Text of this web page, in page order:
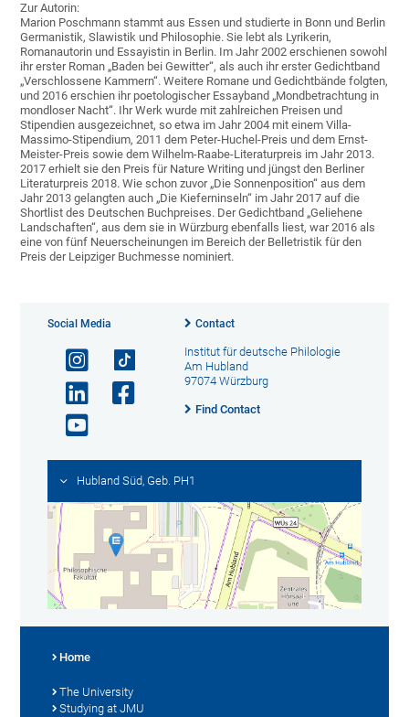
Zur Autorin:
Marion Poschmann stammt aus Essen und studierte in Bonn und Berlin
Germanistik, Slawistik und Philosophie. Sie lebt als Lyrikerin,
Romanautorin und Essayistin in Berlin. Im Jahr 2002 erschienen sowohl
ihr erster Roman „Baden bei Gewitter“, als auch ihr erster Gedichtband
„Verschlossene Kammern“. Weitere Romane und Gedichtbände folgten,
und 2016 erschien ihr poetologischer Essayband „Mondbetrachtung in
mondloser Nacht“. Ihr Werk wurde mit zahlreichen Preisen und
Stipendien ausgezeichnet, so etwa im Jahr 2004 mit einem Villa-
Massimo-Stipendium, 2011 dem Peter-Huchel-Preis und dem Ernst-
Meister-Preis sowie dem Wilhelm-Raabe-Literaturpreis im Jahr 2013.
2017 erhielt sie den Preis für Nature Writing und jüngst den Berliner
Literaturpreis 2018. Wie schon zuvor „Die Sonnenposition“ aus dem
Jahr 2013 gelangten auch „Die Kieferninseln“ im Jahr 2017 auf die
Shortlist des Deutschen Buchpreises. Der Gedichtband „Geliehene
Landschaften“, aus dem sie in Würzburg ebenfalls liest, war 2016 als
eine von fünf Neuerscheinungen im Bereich der Belletristik für den
Preis der Leipziger Buchmesse nominiert.
Social Media Contact
Institut für deutsche Philologie
Am Hubland
97074 Würzburg
Find Contact
Hubland Süd, Geb. PH1
Home
The University
Studying at JMU